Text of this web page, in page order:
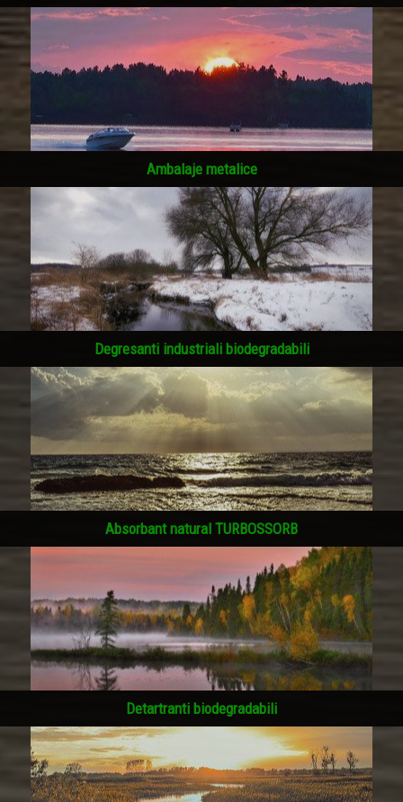
Ambalaje metalice
Degresanti industriali biodegradabili
Absorbant natural TURBOSSORB
Detartranti biodegradabili